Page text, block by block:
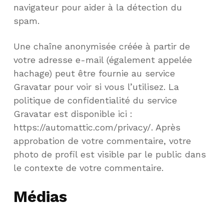
navigateur pour aider à la détection du
spam.
Une chaîne anonymisée créée à partir de
votre adresse e-mail (également appelée
hachage) peut être fournie au service
Gravatar pour voir si vous l’utilisez. La
politique de confidentialité du service
Gravatar est disponible ici :
https://automattic.com/privacy/. Après
approbation de votre commentaire, votre
photo de profil est visible par le public dans
le contexte de votre commentaire.
Médias